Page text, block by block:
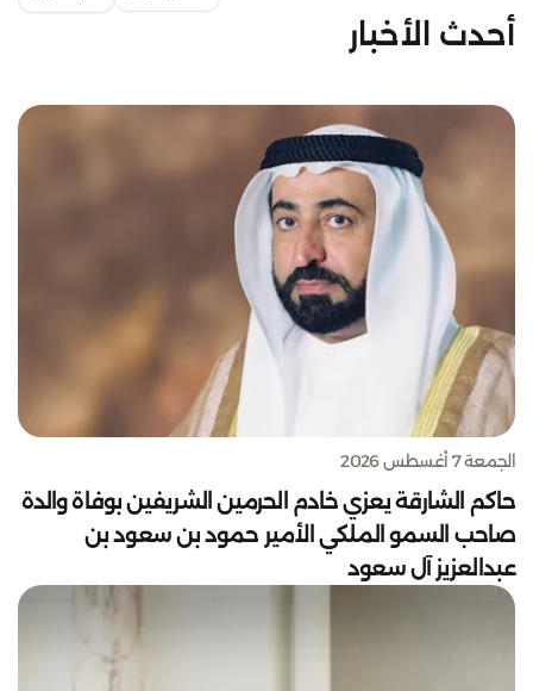
أحدث الأخبار
الجمعة 7 أغسطس 2026
حاكم الشارقة يعزي خادم الحرمين الشريفين بوفاة والدة
صاحب السمو الملكي الأمير حمود بن سعود بن
عبدالعزيز آل سعود